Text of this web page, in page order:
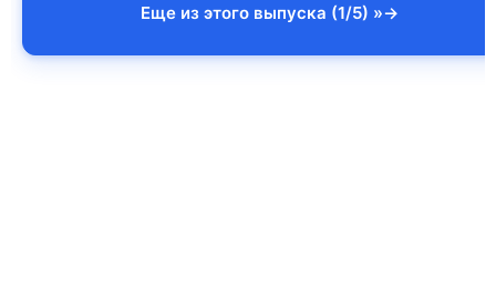
Еще из этого выпуска (1/5) »